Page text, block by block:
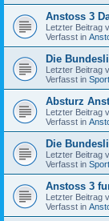
Anstoss 3
Letzter Beitrag
Verfasst in
Die
Letzter Beitrag
Verfasst in Sport
Absturz
Letzter Beitrag
Verfasst in
Die
Letzter Beitrag
Verfasst in Sport
Anstoss 3
Letzter Beitrag
Verfasst in